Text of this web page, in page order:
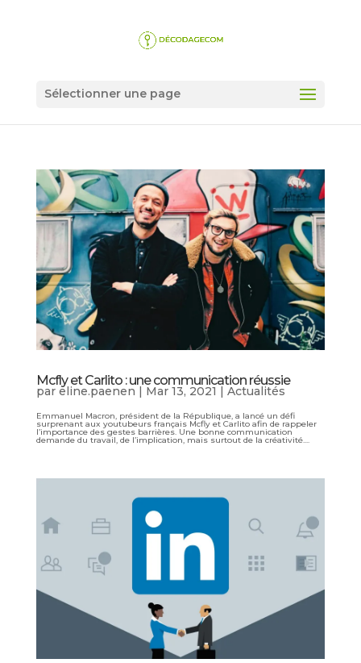
Sélectionner une page
Mcfly et Carlito : une communication réussie
par eline.paenen | Mar 13, 2021 | Actualités
Emmanuel Macron, président de la République, a lancé un défi
surprenant aux youtubeurs français Mcfly et Carlito afin de rappeler
l’importance des gestes barrières. Une bonne communication
demande du travail, de l’implication, mais surtout de la créativité....